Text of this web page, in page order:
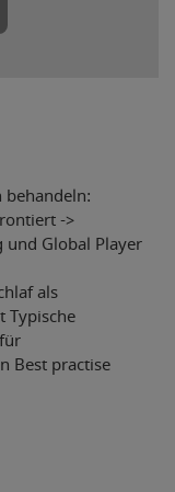
->
Global Player
als
Typische
Best practise